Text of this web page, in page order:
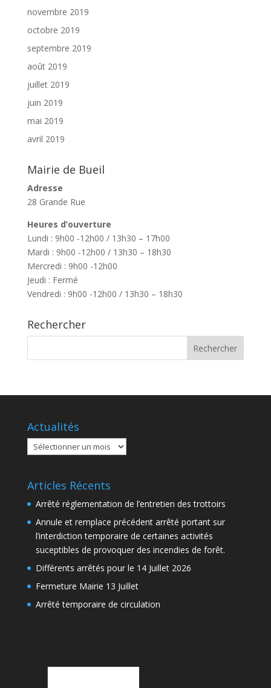
novembre 2019
octobre 2019
septembre 2019
août 2019
juillet 2019
juin 2019
mai 2019
avril 2019
Mairie de Bueil
Adresse
28 Grande Rue
Heures d’ouverture
Lundi : 9h00 -12h00 / 13h30 – 17h00
Mardi : 9h00 -12h00 / 13h30 – 18h30
Mercredi : 9h00 -12h00
Jeudi : Fermé
Vendredi : 9h00 -12h00 / 13h30 – 18h30
Rechercher
Actualités
Actualités
Articles Récents
Arrêté réglementation de l’entretien des trottoirs
Annule et remplace précédent arrêté portant sur
l’interdiction temporaire de certaines activités
suceptibles de provoquer des incendies de forêt.
Différents arrêtés pour le 14 Juillet 2026
Fermeture Mairie 13 Juillet
Arrêté temporaire de circulation